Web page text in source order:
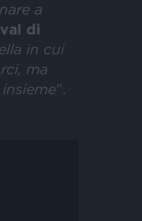
a
di
in cui
ma
”.